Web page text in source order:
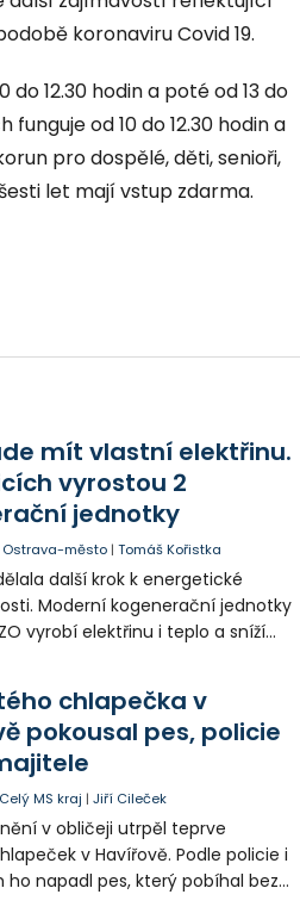
koronaviru Covid 19.
12.30 hodin a poté od 13 do
od 10 do 12.30 hodin a
pro dospělé, děti, senioři,
let mají vstup zdarma.
mít vlastní elektřinu.
vyrostou 2
jednotky
Ostrava-město |Tomáš Kořistka
další krok k energetické
Moderní kogenerační jednotky
vyrobí elektřinu i teplo a sníží
chlapečka v
pokousal pes, policie
Celý MS kraj |Jiří Cileček
v obličeji utrpěl teprve
v Havířově. Podle policie i
ho napadl pes, který pobíhal bez